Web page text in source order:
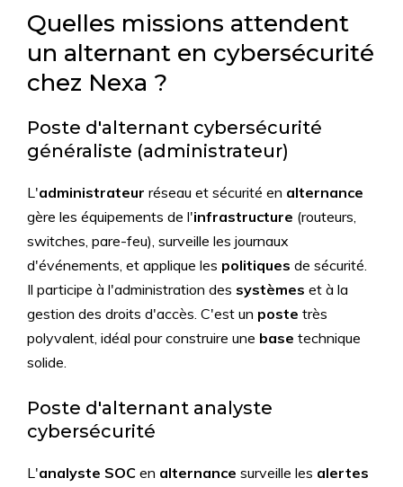
Quelles missions attendent
un alternant en cybersécurité
chez Nexa ?
Poste d'alternant cybersécurité
généraliste (administrateur)
L'administrateur réseau et sécurité en alternance
gère les équipements de l'infrastructure (routeurs,
switches, pare-feu), surveille les journaux
d'événements, et applique les politiques de sécurité.
Il participe à l'administration des systèmes et à la
gestion des droits d'accès. C'est un poste très
polyvalent, idéal pour construire une base technique
solide.
Poste d'alternant analyste
cybersécurité
L'analyste SOC en alternance surveille les alertes